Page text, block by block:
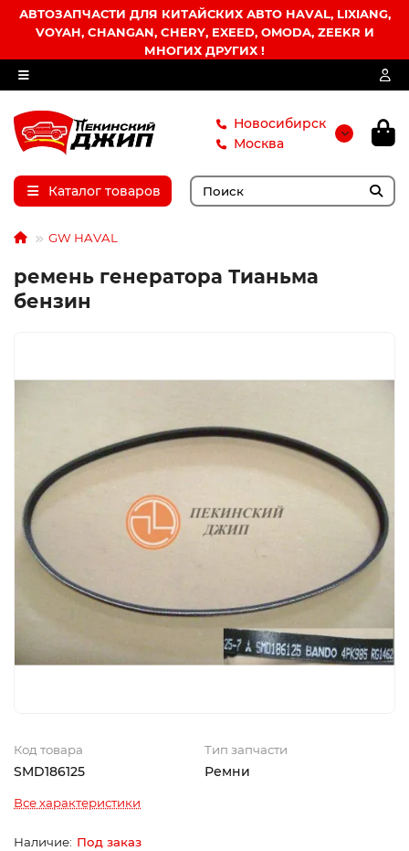
АВТОЗАПЧАСТИ ДЛЯ КИТАЙСКИХ АВТО HAVAL, LIXIANG,
VOYAH, CHANGAN, CHERY, EXEED, OMODA, ZEEKR И
МНОГИХ ДРУГИХ !
Новосибирск
Москва
Каталог товаров
GW HAVAL
ремень генератора Тианьма
бензин
Код товара
SMD186125
Тип запчасти
Ремни
Все характеристики
Под заказ